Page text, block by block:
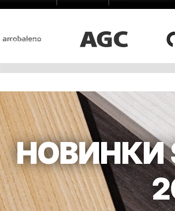
НОВИНКИ